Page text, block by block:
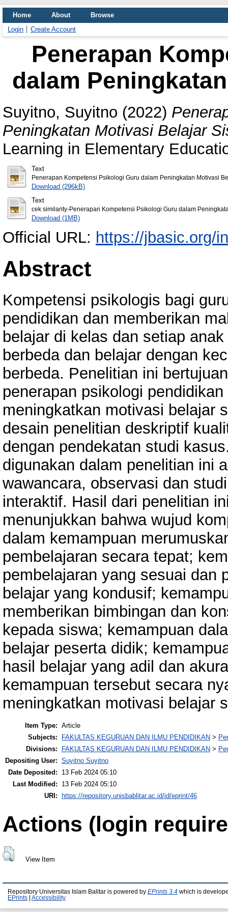
Home About
Browse
Login
Create Account
Penerapan
dalam
Suyitno, Suyitno (2022)
Peningkatan Motivasi Belajar
Learning in Elementary
Text
Penerapan Kompetensi Psikologi Guru dalam Peningkatan Motivasi
Download (296kB)
Text
cek similarity-Penerapan Kompetensi Psikologi Guru dalam
Download (1MB)
Official URL: https://jbasic.org/
Abstract
Kompetensi psikologis bagi
pendidikan dan memberikan
belajar di kelas dan setiap
berbeda dan belajar dengan
berbeda. Penelitian ini
penerapan psikologi pendidikan
meningkatkan motivasi belajar
desain penelitian deskriptif
dengan pendekatan studi
digunakan dalam penelitian ini
wawancara, observasi dan
interaktif. Hasil dari penelitian
menunjukkan bahwa wujud
dalam kemampuan
pembelajaran secara tepat;
pembelajaran yang sesuai dan
belajar yang kondusif;
memberikan bimbingan dan
kepada siswa; kemampuan
belajar peserta didik;
hasil belajar yang adil dan
kemampuan tersebut secara
meningkatkan motivasi belajar
Item Type: Article
Subjects:
FAKULTAS KEGURUAN DAN ILMU PENDIDIKAN >
Divisions:
FAKULTAS KEGURUAN DAN ILMU PENDIDIKAN >
Depositing User: Suyitno Suyitno
Date Deposited:
13 Feb 2024 05:10
Last Modified:
13 Feb 2024 05:10
URI:
https://repository.unisbablitar.ac.id/id/eprint/46
Actions (login
View Item
Repository Universitas Islam Balitar is powered by EPrints 3.4 which is
EPrints
Accessibility